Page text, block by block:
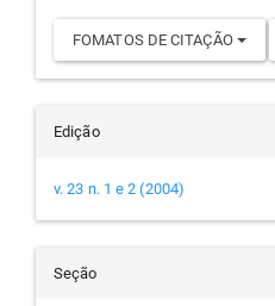
FOMATOS DE CITAÇÃO
Edição
v. 23 n. 1 e 2 (2004)
Seção